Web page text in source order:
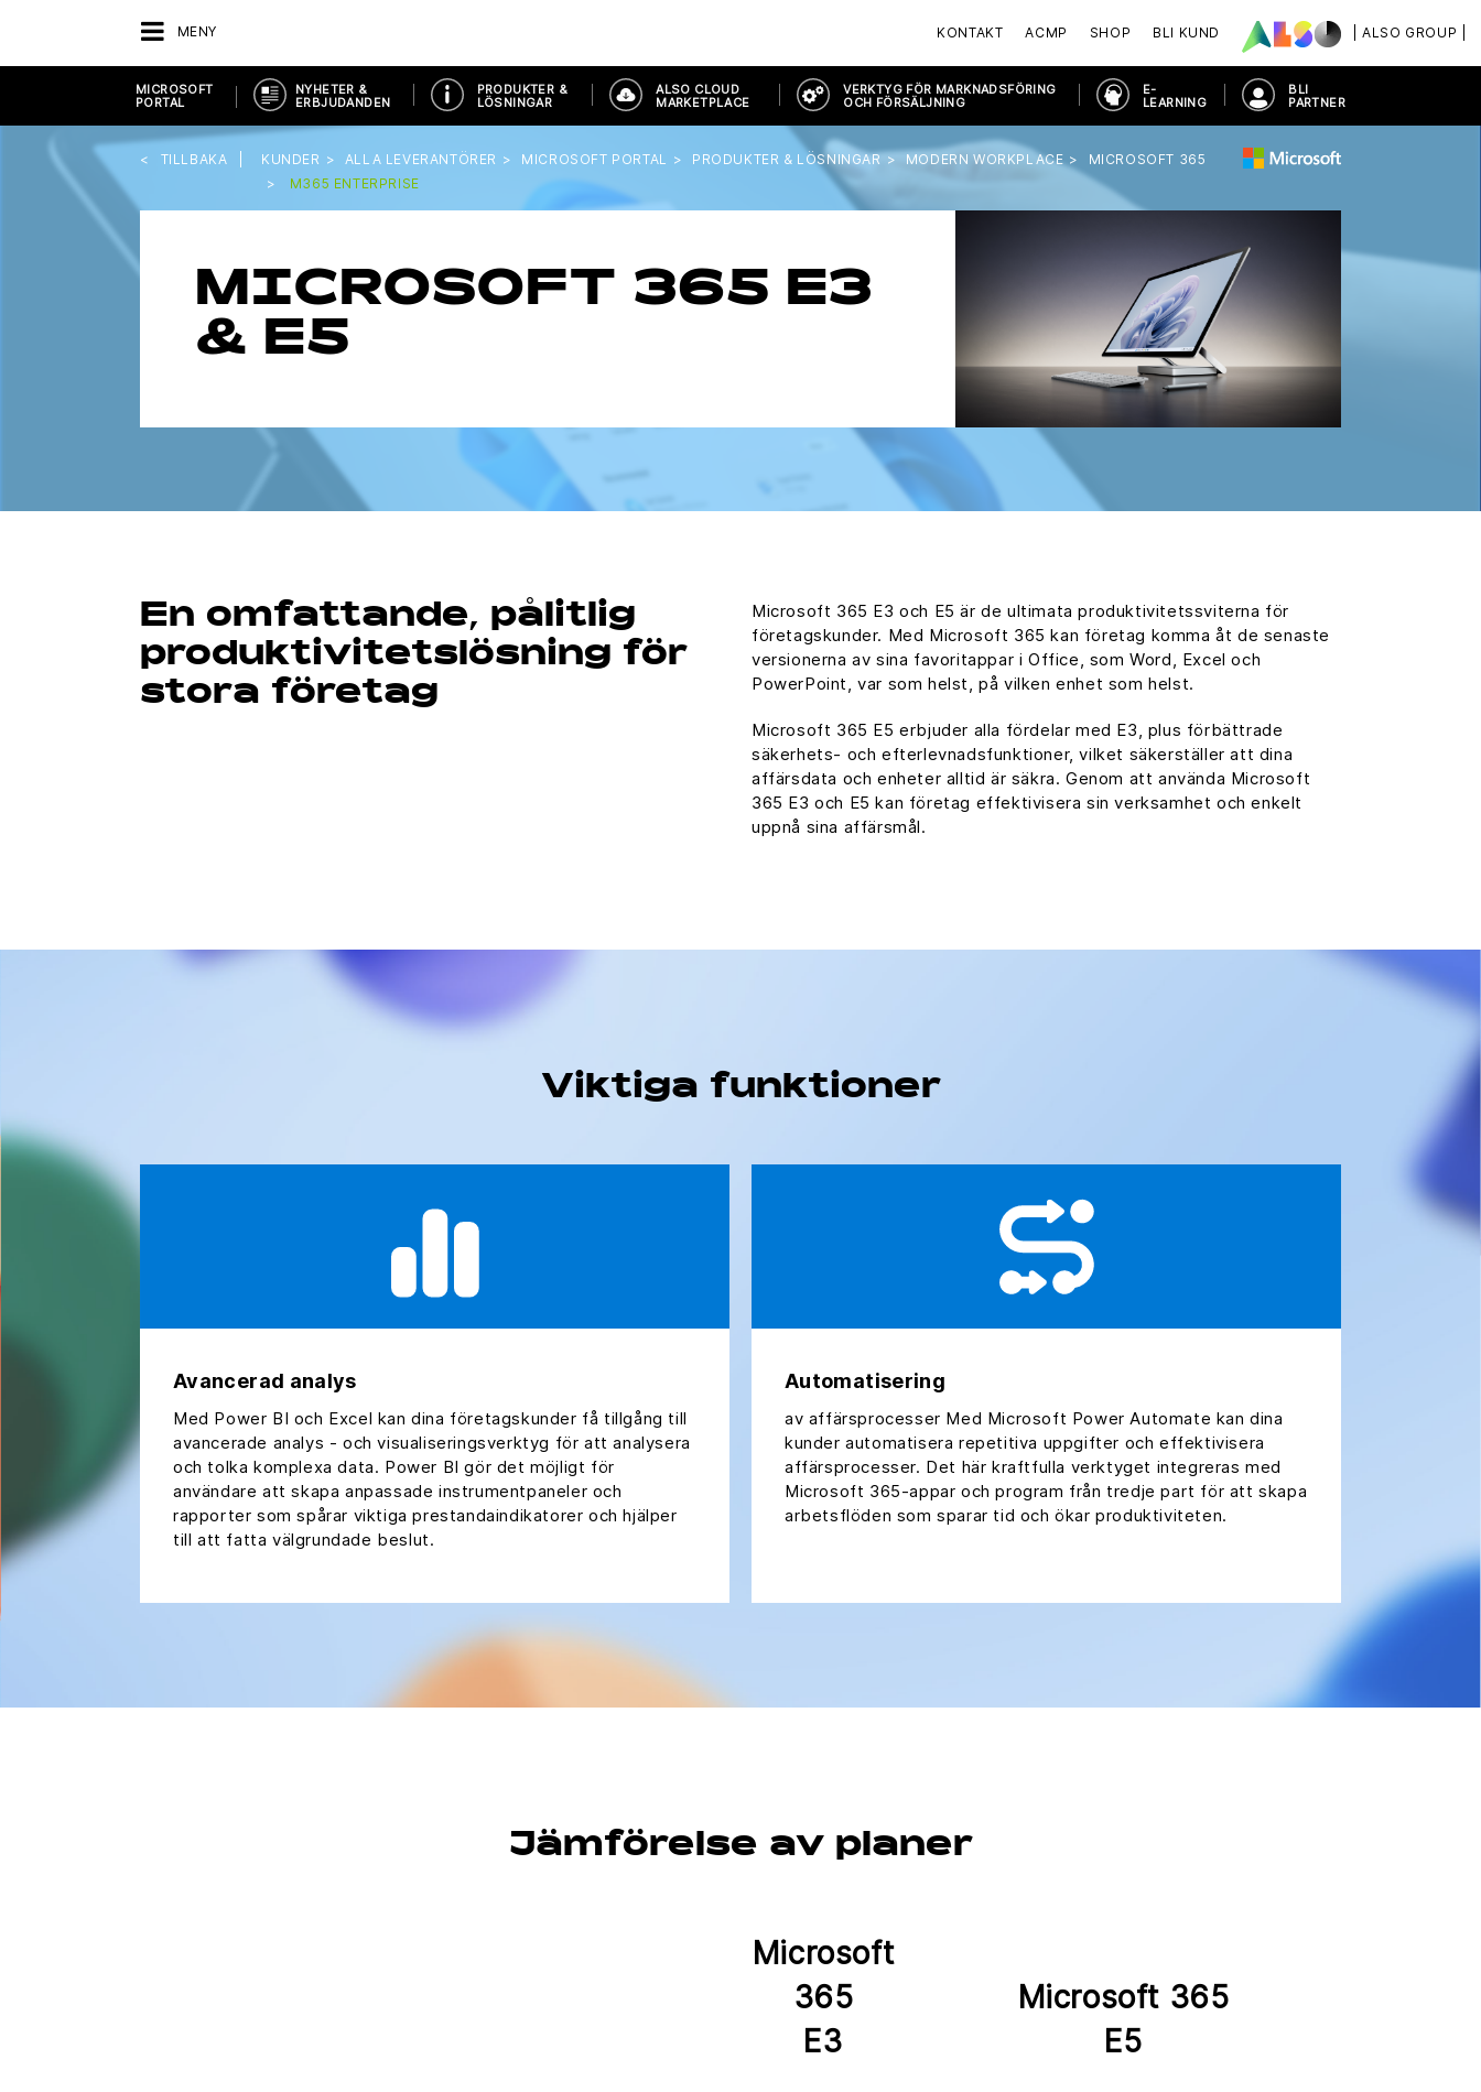
MENY | ALSO GROUP |
KONTAKT ACMP SHOP BLI KUND
TILLBAKA KUNDER ALLA LEVERANTÖRER MICROSOFT PORTAL PRODUKTER & LÖSNINGAR MODERN WORKPLACE
MICROSOFT 365
M365 ENTERPRISE
MICROSOFT
PORTAL
NYHETER &
ERBJUDANDEN
PRODUKTER &
LÖSNINGAR
ALSO CLOUD
MARKETPLACE
VERKTYG FÖR MARKNADSFÖRING
OCH FÖRSÄLJNING
E-
LEARNING
BLI
PARTNER
MICROSOFT 365 E3
& E5
En omfattande, pålitlig
produktivitetslösning för
stora företag
Microsoft 365 E3 och E5 är de ultimata produktivitetssviterna för
företagskunder. Med Microsoft 365 kan företag komma åt de senaste
versionerna av sina favoritappar i Office, som Word, Excel och
PowerPoint, var som helst, på vilken enhet som helst.
Microsoft 365 E5 erbjuder alla fördelar med E3, plus förbättrade
säkerhets- och efterlevnadsfunktioner, vilket säkerställer att dina
affärsdata och enheter alltid är säkra. Genom att använda Microsoft
365 E3 och E5 kan företag effektivisera sin verksamhet och enkelt
uppnå sina affärsmål.
Viktiga funktioner
Avancerad analys
Med Power BI och Excel kan dina företagskunder få tillgång till
avancerade analys - och visualiseringsverktyg för att analysera
och tolka komplexa data. Power BI gör det möjligt för
användare att skapa anpassade instrumentpaneler och
rapporter som spårar viktiga prestandaindikatorer och hjälper
till att fatta välgrundade beslut.
Automatisering
av affärsprocesser Med Microsoft Power Automate kan dina
kunder automatisera repetitiva uppgifter och effektivisera
affärsprocesser. Det här kraftfulla verktyget integreras med
Microsoft 365-appar och program från tredje part för att skapa
arbetsflöden som sparar tid och ökar produktiviteten.
Jämförelse av planer
Microsoft
365
E3
Microsoft 365
E5